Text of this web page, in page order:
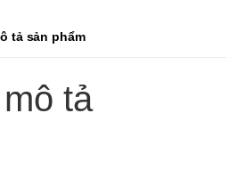
tả sản phẩm
tả